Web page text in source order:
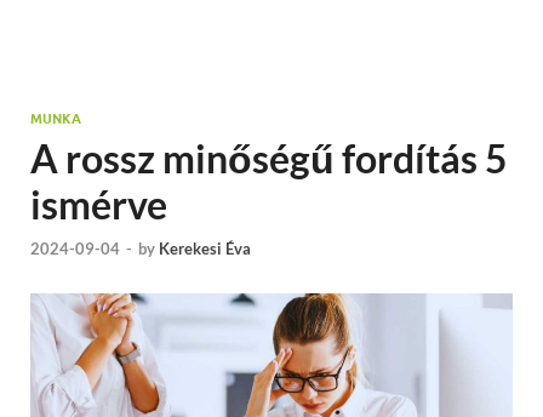
MUNKA
A rossz minőségű fordítás 5
ismérve
2024-09-04 - by Kerekesi Éva